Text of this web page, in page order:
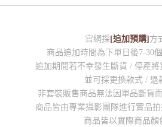
官網採 [追加預購] 方
商品追加時間為下單日後7-30
追加期間若不幸發生斷貨 / 停產將
並可採更換款式 / 退
非套裝販售商品無法因單品斷貨
商品皆由專業攝影團隊進行實品
商品皆以實際商品顏